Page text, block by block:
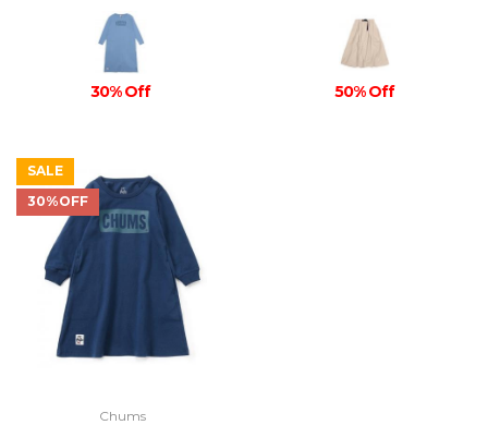
30% Off 50% Off
SALE
30%OFF
Chums